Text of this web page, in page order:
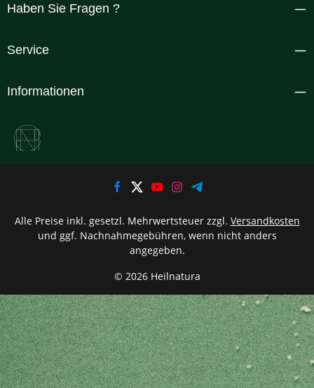
Haben Sie Fragen ?
Service
Informationen
© 2026 Heilnatura
Alle Preise inkl. gesetzl. Mehrwertsteuer zzgl. Versandkosten
und ggf. Nachnahmegebühren, wenn nicht anders
angegeben.